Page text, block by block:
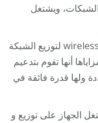
ويشتغل
جهاز مقوي شبكة سيرفس خارجية wireless لتوزيع الشبكة
ومن مزاياها أنها تقوم بتدعيم
ولها قدرة فائقة في
الجهاز على توزيع و